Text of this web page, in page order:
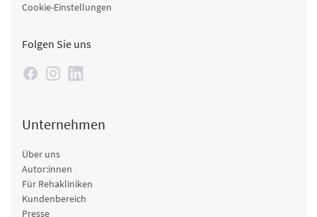
Cookie-Einstellungen
Folgen Sie uns
Unternehmen
Über uns
Autor:innen
Für Rehakliniken
Kundenbereich
Presse